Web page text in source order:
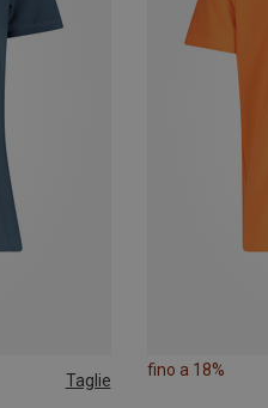
Taglie
fino a 18%